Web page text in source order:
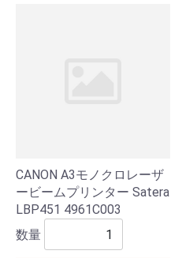
CANON A3モノクロレーザ
ービームプリンター Satera
LBP451 4961C003
数量